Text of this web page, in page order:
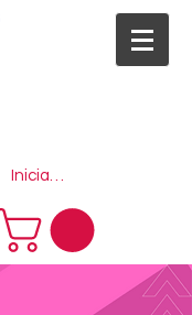
Iniciar sesión